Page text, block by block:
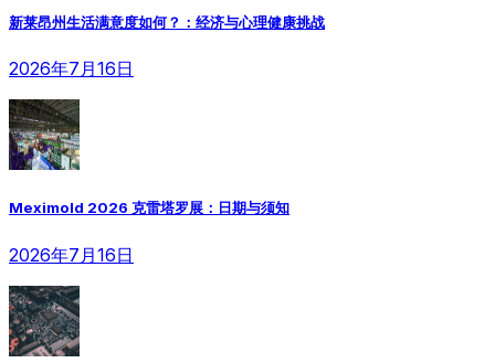
新莱昂州生活满意度如何？：经济与心理健康挑战
2026年7月16日
Meximold 2026 克雷塔罗展：日期与须知
2026年7月16日